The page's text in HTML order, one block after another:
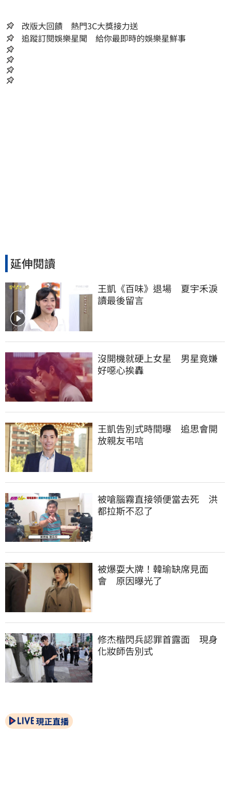
改版大回饋 熱門3C大獎接力送
追蹤訂閱娛樂星聞 給你最即時的娛樂星鮮事
延伸閱讀
王凱《百味》退場　夏宇禾淚
讀最後留言
沒開機就硬上女星　男星竟嫌
好噁心挨轟
王凱告別式時間曝　追思會開
放親友弔唁
被嗆腦霧直接領便當去死　洪
都拉斯不忍了
被爆耍大牌！韓瑜缺席見面
會　原因曝光了
修杰楷閃兵認罪首露面　現身
化妝師告別式
現正直播